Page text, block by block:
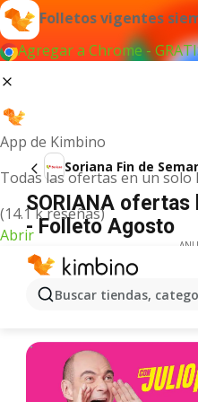
Folletos vigentes
Agregar a Chrome -
App de Kimbino
Todas las ofertas en un solo
(14.1 k reseñas)
Abrir
Buscar tiendas,
SORIANA
- Folleto Agosto